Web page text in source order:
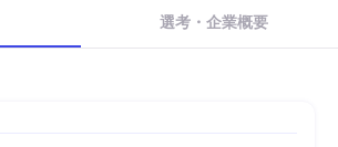
選考・企業概要